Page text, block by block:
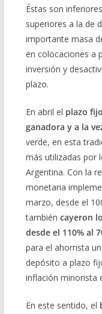
Éstas son
superiores a la de
importante masa
en colocaciones a
inversión y
plazo.
En abril el plazo
ganadora y a la
verde, en esta
más utilizadas por
Argentina. Con la
monetaria
marzo, desde el
también cayeron
desde el 110% al
para el ahorrista
depósito a plazo
inflación minorista
En este sentido, el